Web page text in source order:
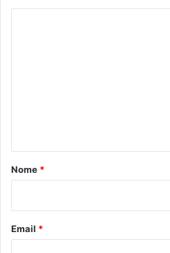
o
Nome *
Email *